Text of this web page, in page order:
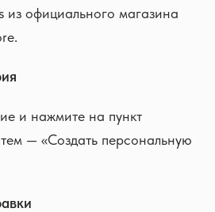
из официального магазина
и нажмите на пункт
— «Создать персональную